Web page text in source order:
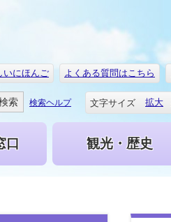
いにほんご よくある質問はこちら
文字サイズ 拡大
索 検索ヘルプ
口 観光・歴史